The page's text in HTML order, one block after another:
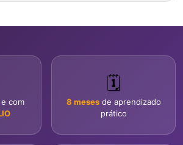
e com
🗓️
8 mesesde aprendizado
prático